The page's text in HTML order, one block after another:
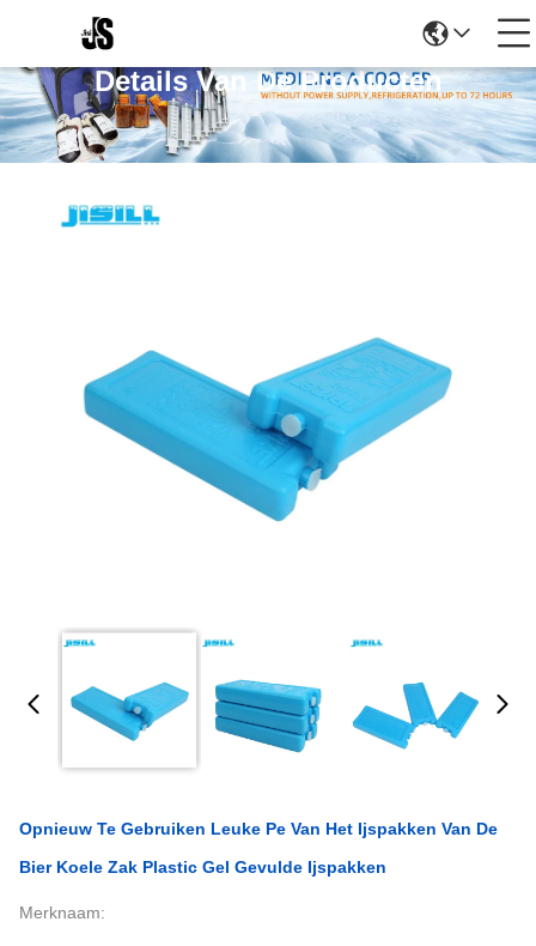
Details Van De Producten
Opnieuw Te Gebruiken Leuke Pe Van Het Ijspakken Van De
Bier Koele Zak Plastic Gel Gevulde Ijspakken
Merknaam: